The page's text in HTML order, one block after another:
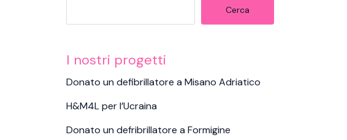
Cerca
I nostri progetti
Donato un defibrillatore a Misano Adriatico
H&M4L per l’Ucraina
Donato un defribrillatore a Formigine